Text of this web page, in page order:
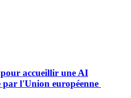
accueillir une AI
par l'Union européenne